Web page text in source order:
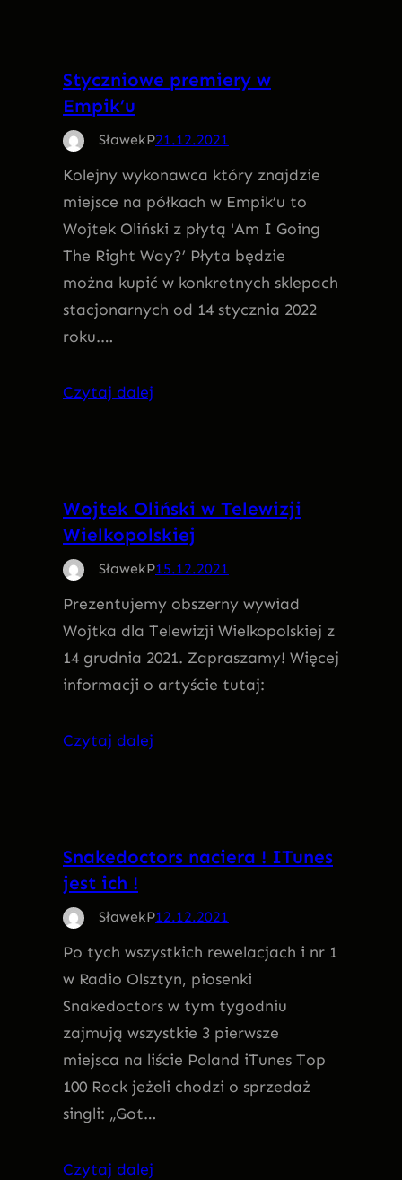
Styczniowe premiery w
Empik’u
SławekP21.12.2021
Kolejny wykonawca który znajdzie
miejsce na półkach w Empik’u to
Wojtek Oliński z płytą 'Am I Going
The Right Way?’ Płyta będzie
można kupić w konkretnych sklepach
stacjonarnych od 14 stycznia 2022
roku.…
Czytaj dalej
Wojtek Oliński w Telewizji
Wielkopolskiej
SławekP15.12.2021
Prezentujemy obszerny wywiad
Wojtka dla Telewizji Wielkopolskiej z
14 grudnia 2021. Zapraszamy! Więcej
informacji o artyście tutaj:
Czytaj dalej
Snakedoctors naciera ! ITunes
jest ich !
SławekP12.12.2021
Po tych wszystkich rewelacjach i nr 1
w Radio Olsztyn, piosenki
Snakedoctors w tym tygodniu
zajmują wszystkie 3 pierwsze
miejsca na liście Poland iTunes Top
100 Rock jeżeli chodzi o sprzedaż
singli: „Got…
Czytaj dalej